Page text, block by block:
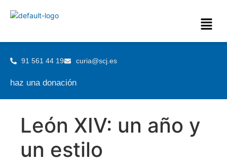
91 561 44 19 curia@scj.es
haz una donación
León XIV: un año y
un estilo